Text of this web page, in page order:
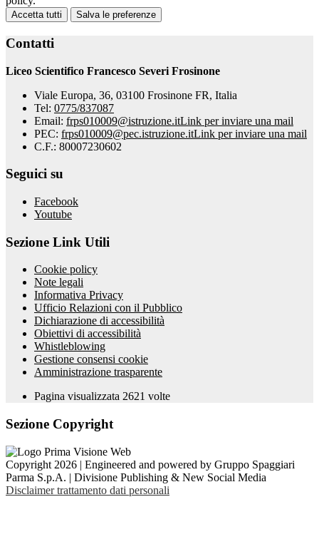
Accetta tutti Salva le preferenze
Contatti
Liceo Scientifico Francesco Severi Frosinone
Viale Europa, 36, 03100 Frosinone FR, Italia
Tel: 0775/837087
Email: frps010009@istruzione.itLink per inviare una mail
PEC: frps010009@pec.istruzione.itLink per inviare una mail
C.F.: 80007230602
Seguici su
Facebook
Youtube
Sezione Link Utili
Cookie policy
Note legali
Informativa Privacy
Ufficio Relazioni con il Pubblico
Dichiarazione di accessibilità
Obiettivi di accessibilità
Whistleblowing
Gestione consensi cookie
Amministrazione trasparente
Pagina visualizzata 2621 volte
Sezione Copyright
Copyright 2026 | Engineered and powered by Gruppo Spaggiari
Parma S.p.A. | Divisione Publishing & New Social Media
Disclaimer trattamento dati personali